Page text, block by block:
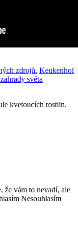
zdrojů. Keukenhof
světa
kvetoucích rostlin.
že vám to nevadí, ale
Nesouhlasím